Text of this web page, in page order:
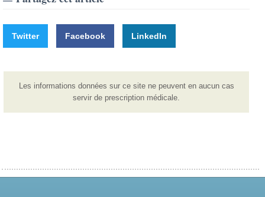
Twitter Facebook LinkedIn
Les informations données sur ce site ne peuvent en aucun cas
servir de prescription médicale.